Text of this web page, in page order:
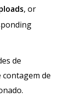
, or
de
de